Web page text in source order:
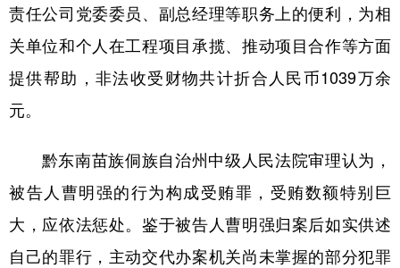
山东 河南 湖北 湖南
广东 广西 海南 重庆
新疆 内蒙古 黑龙江
多语种频道
责任公司党委委员、副总经理等职务上的便利，为相
关单位和个人在工程项目承揽、推动项目合作等方面
提供帮助，非法收受财物共计折合人民币1039万余
元。
黔东南苗族侗族自治州中级人民法院审理认为，
被告人曹明强的行为构成受贿罪，受贿数额特别巨
大，应依法惩处。鉴于被告人曹明强归案后如实供述
自己的罪行，主动交代办案机关尚未掌握的部分犯罪